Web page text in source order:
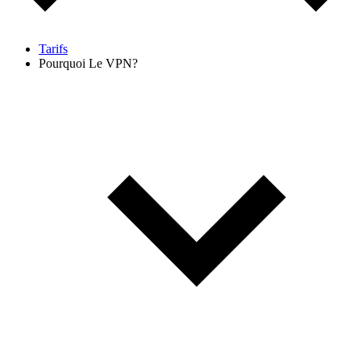
Tarifs
Pourquoi Le VPN?